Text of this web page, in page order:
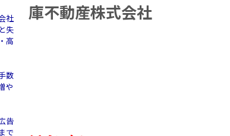
社
失
高
数
や
告
で
庫不動産株式会社